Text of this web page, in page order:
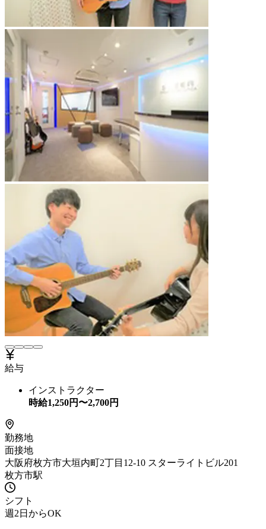
給与
インストラクター
時給1,250円〜2,700円
勤務地
面接地
大阪府枚方市大垣内町2丁目12-10 スターライトビル201
枚方市駅
シフト
週2日からOK